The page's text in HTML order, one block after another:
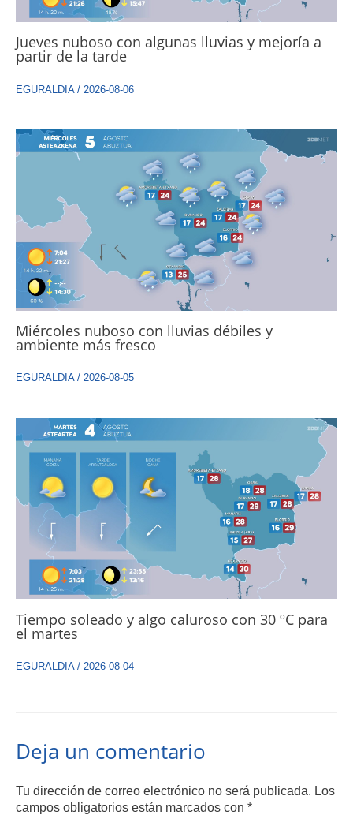
Jueves nuboso con algunas lluvias y mejoría a
partir de la tarde
EGURALDIA/ 2026-08-06
Miércoles nuboso con lluvias débiles y
ambiente más fresco
EGURALDIA/ 2026-08-05
Tiempo soleado y algo caluroso con 30 ºC para
el martes
EGURALDIA/ 2026-08-04
Deja un comentario
Tu dirección de correo electrónico no será publicada. Los
campos obligatorios están marcados con *